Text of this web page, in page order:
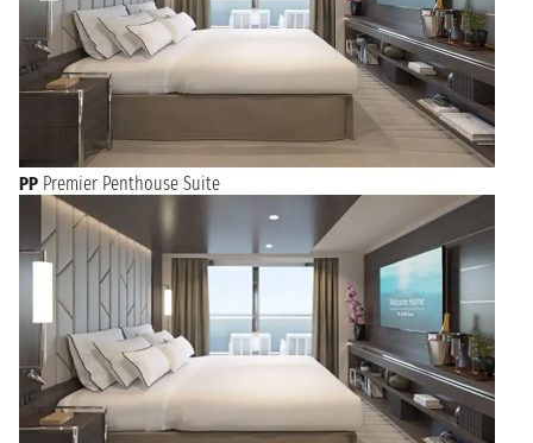
PP Premier Penthouse Suite